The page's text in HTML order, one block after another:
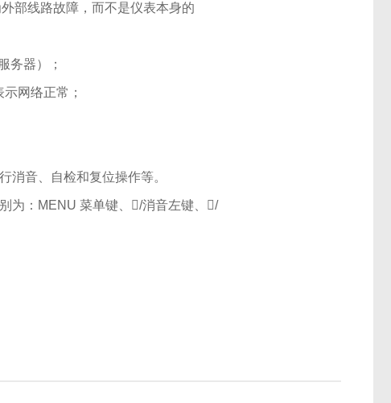
部线路故障，而不是仪表本身的
务器）；
网络正常；
消音、自检和复位操作等。
为：MENU 菜单键、/消音左键、/